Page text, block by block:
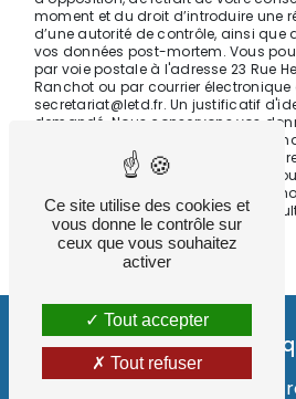
moment et du droit d’introduire une
d’une autorité de contrôle, ainsi que
vos données post-mortem. Vous
par voie postale à l'adresse 23 Rue
Ranchot ou par courrier électronique
secretariat@letd.fr. Un justificatif
demandé. Nous conservons vos
période de prise de contact puis
prescription légale aux fins
contentieux. Vous avez le droit de
d'opposition au démarchage
cette adresse:Bloctel.gouv.fr.
plus d’informations sur vos droits.
Recherches
- 2026 - Tous
Ce site utilise des cookies et
vous donne le contrôle sur
ceux que vous souhaitez
activer
Tout accepter
Tout refuser